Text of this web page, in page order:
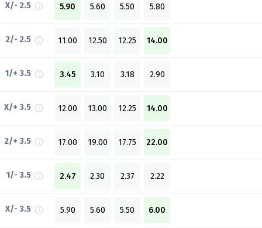
X/- 2.5 5.90 5.60 5.50 5.80
2/- 2.5 11.00 12.50 12.25 14.00
1/+ 3.5 3.45 3.10 3.18 2.90
X/+ 3.5 12.00 13.00 12.25 14.00
2/+ 3.5 17.00 19.00 17.75 22.00
1/- 3.5 2.47 2.30 2.37 2.22
X/- 3.5 5.90 5.60 5.50 6.00